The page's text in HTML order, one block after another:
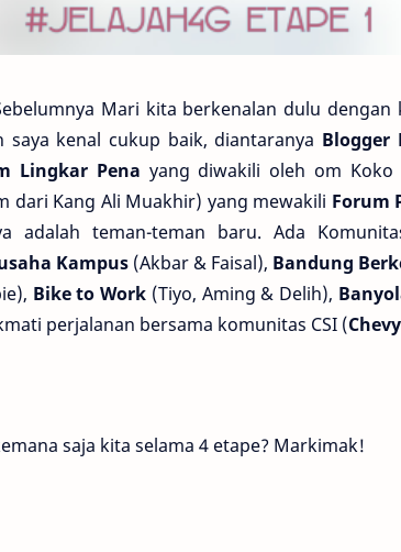
Mari kita berkenalan dulu dengan
saya kenal cukup baik, diantaranya Blogger
Lingkar Pena yang diwakili oleh om
dari Kang Ali Muakhir) yang mewakili Forum
adalah teman-teman baru. Ada
Kampus (Akbar & Faisal), Bandung
Bike to Work (Tiyo, Aming & Delih),
perjalanan bersama komunitas CSI (
saja kita selama 4 etape? Markimak!